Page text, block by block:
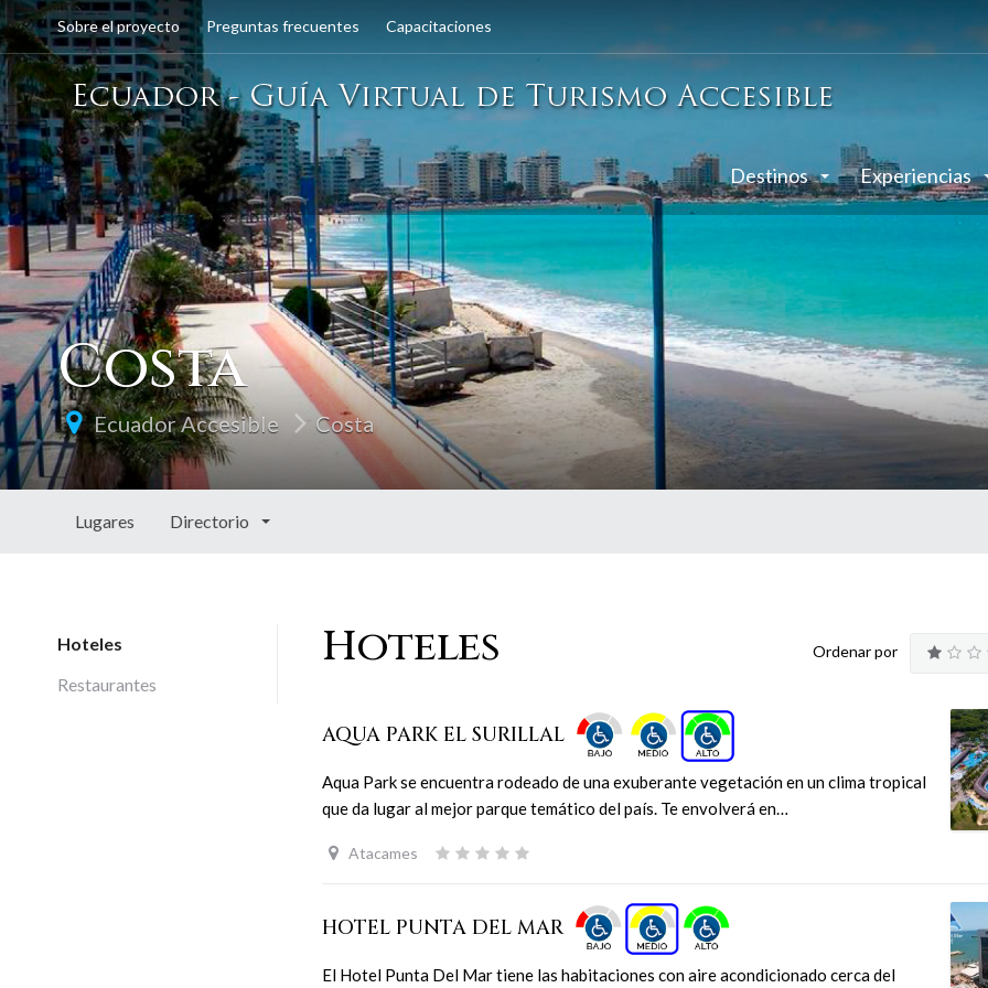
Sobre el proyecto Preguntas frecuentes Capacitaciones
Destinos Experiencias
Costa
Ecuador Accesible Costa
Lugares Directorio
Hoteles Ordenar por
AQUA PARK EL SURILLAL
Aqua Park se encuentra rodeado de una exuberante vegetación en un clima tropical
que da lugar al mejor parque temático del país. Te envolverá en…
Atacames
HOTEL PUNTA DEL MAR
El Hotel Punta Del Mar tiene las habitaciones con aire acondicionado cerca del
Hoteles
Restaurantes